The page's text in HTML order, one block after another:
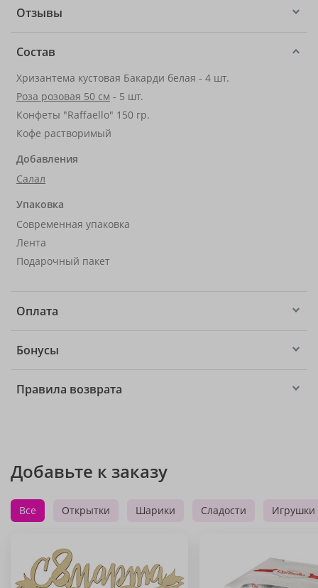
Отзывы
Состав
Хризантема кустовая Бакарди белая - 4 шт.
Роза розовая 50 см - 5 шт.
Конфеты "Raffaello" 150 гр.
Кофе растворимый
Добавления
Салал
Упаковка
Современная упаковка
Лента
Подарочный пакет
Оплата
Бонусы
Правила возврата
Добавьте к заказу
Все Открытки Шарики Сладости Игрушки